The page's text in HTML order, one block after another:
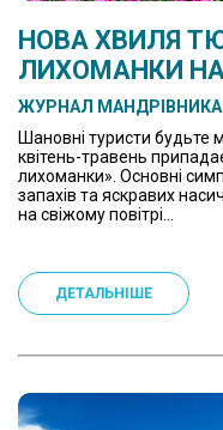
НОВА ХВИЛЯ
ЛИХОМАНКИ
ЖУРНАЛ МАНДРІВНИКА
Шановні туристи
квітень-травень
лихоманки». Основні
запахів та яскравих
на свіжому повітрі...
ДЕТАЛЬНІШЕ